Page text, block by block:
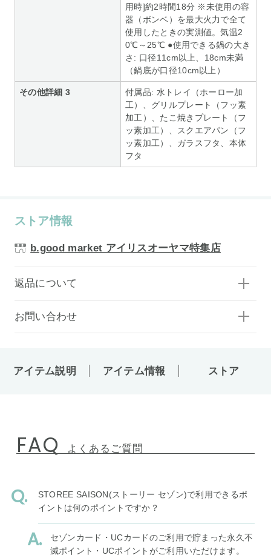
用時]約2時間18分 ※未使用の容
器（ボンベ）を最大火力で全て
使用したときの実測値。気温2
0℃～25℃ ●使用できる鍋の大き
さ: 口径11cm以上、18cm未満
（鍋底が口径10cm以上）
その他詳細 3
付属品: 水トレイ（ホーロー加
工）、グリルプレート（フッ素
加工）、たこ焼きプレート（フ
ッ素加工）、スクエアパン（フ
ッ素加工）、ガラスフタ、本体
フタ
ストア情報
b.good market アイリスオーヤマ特集店
返品について
お問い合わせ
アイテム説明 アイテム情報 ストア
FAQ よくあるご質問
STOREE SAISON(ストーリー セゾン)で利用できるポ
イントは何のポイントですか？
セゾンカード・UCカードのご利用で貯まった永久不
滅ポイント・UCポイントがご利用いただけます。